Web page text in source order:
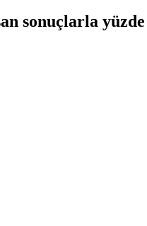
sonuçlarla yüzde